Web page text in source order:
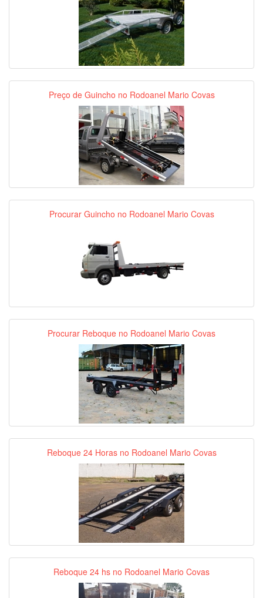
Preço de Guincho no Rodoanel Mario Covas
Procurar Guincho no Rodoanel Mario Covas
Procurar Reboque no Rodoanel Mario Covas
Reboque 24 Horas no Rodoanel Mario Covas
Reboque 24 hs no Rodoanel Mario Covas